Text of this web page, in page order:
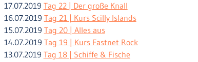
17.07.2019 Tag 22 | Der große Knall
16.07.2019 Tag 21 | Kurs Scilly Islands
15.07.2019 Tag 20 | Alles aus
14.07.2019 Tag 19 | Kurs Fastnet Rock
13.07.2019 Tag 18 | Schiffe & Fische